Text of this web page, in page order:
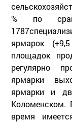
% по
ярмарок
площадок
регулярно
ярмарки
ярмарки и
Коломенском.
время